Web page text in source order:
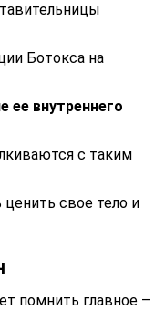
Ботокса на
ее внутреннего
с таким
свое тело и
помнить главное –